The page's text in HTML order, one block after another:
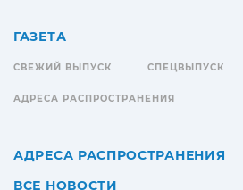
ГАЗЕТА
СВЕЖИЙ ВЫПУСК СПЕЦВЫПУСК
АДРЕСА РАСПРОСТРАНЕНИЯ
АДРЕСА РАСПРОСТРАНЕНИЯ
ВСЕ НОВОСТИ